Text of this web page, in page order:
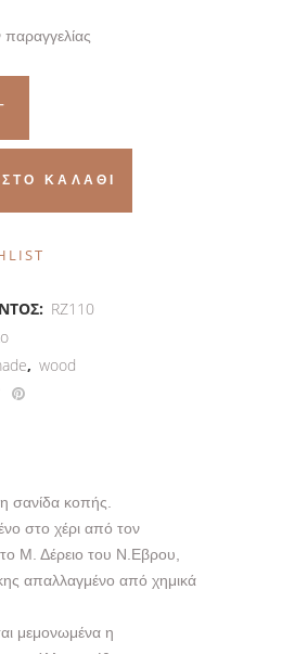
παραγγελίας
ΚΑΛΆΘΙ
RZ110
, wood
σανίδα κοπής.
στο χέρι από τον
Μ. Δέρειο του Ν.Εβρου,
απαλλαγμένο από χημικά
μεμονωμένα η